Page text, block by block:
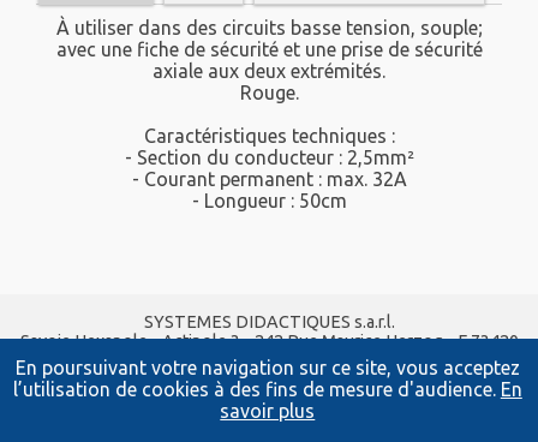
En poursuivant votre navigation sur ce site, vous acceptez
l’utilisation de cookies à des fins de mesure d'audience. En
savoir plus
À utiliser dans des circuits basse tension, souple;
avec une fiche de sécurité et une prise de sécurité
axiale aux deux extrémités.
Rouge.
Caractéristiques techniques :
- Section du conducteur : 2,5mm²
- Courant permanent : max. 32A
- Longueur : 50cm
SYSTEMES DIDACTIQUES s.a.r.l.
Savoie Hexapole - Actipole 3 - 242 Rue Maurice Herzog - F 73420
VIVIERS DU LAC
Tel : 04 56 42 80 70| Fax :04 56 42 80 71
xavier.granjon@systemes-didactiques.fr
systemes-didactiques.fr